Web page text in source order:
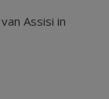
Assisi in